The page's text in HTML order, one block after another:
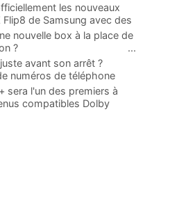
les nouveaux
Flip8 de Samsung avec des
...
nouvelle box à la place de
?
...
avant son arrêt ?
numéros de téléphone
sera l'un des premiers à
compatibles Dolby